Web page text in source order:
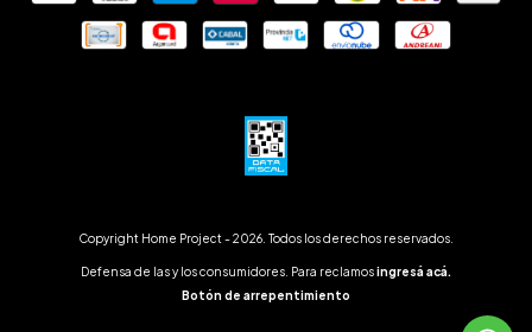
Copyright Home Project - 2026. Todos los derechos reservados.
Defensa de las y los consumidores. Para reclamosingresá acá.
Botón de arrepentimiento